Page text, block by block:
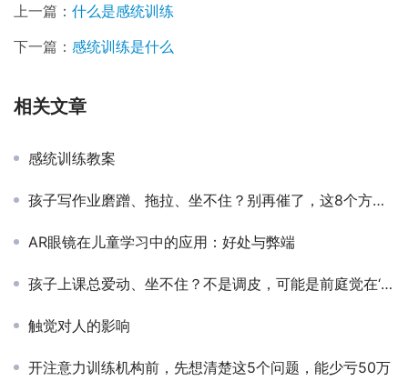
上一篇： 什么是感统训练
下一篇： 感统训练是什么
相关文章
感统训练教案
孩子写作业磨蹭、拖拉、坐不住？别再催了，这8个方法比吼100遍管用
AR眼镜在儿童学习中的应用：好处与弊端
孩子上课总爱动、坐不住？不是调皮，可能是前庭觉在‘报警’
触觉对人的影响
开注意力训练机构前，先想清楚这5个问题，能少亏50万